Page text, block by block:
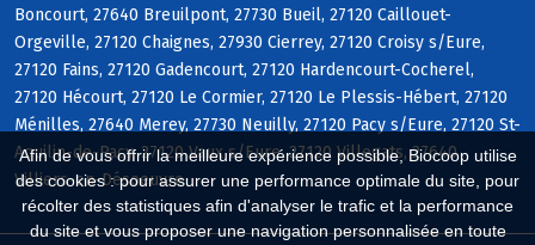
Afin de vous offrir la meilleure expérience possible, Biocoop utilise
des cookies : pour assurer une performance optimale du site, pour
récolter des statistiques afin d'analyser le trafic et la performance
du site et vous proposer une navigation personnalisée en toute
Boncourt, 27640 Breuilpont, 27730 Bueil, 27120 Caillouet-
Orgeville, 27120 Chaignes, 27930 Cierrey, 27120 Croisy s/Eure,
27120 Fains, 27120 Gadencourt, 27120 Hardencourt-Cocherel,
27120 Hécourt, 27120 Le Cormier, 27120 Le Plessis-Hébert, 27120
Ménilles, 27640 Merey, 27730 Neuilly, 27120 Pacy s/Eure, 27120 St-
Aquilin-de-Pacy, 27120 Vaux s/Eure, 27120 Villegats, 27640
Villiers-en-Désoeuvre